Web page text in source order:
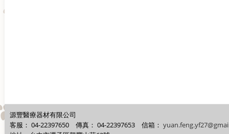
源豐醫療器材有限公司
客服： 04-22397650 傳真： 04-22397653 信箱：